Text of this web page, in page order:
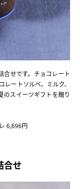
合せです。チョコレート
ートソルベ、ミルク、
のスイーツギフトを贈り
6,696円
合せ